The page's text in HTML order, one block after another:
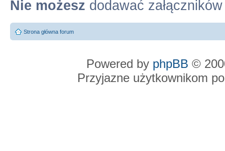
Nie możesz dodawać załączników
Strona główna forum
Powered by phpBB ©
Przyjazne użytkownikom